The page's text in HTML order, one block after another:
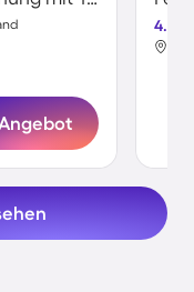
4.7